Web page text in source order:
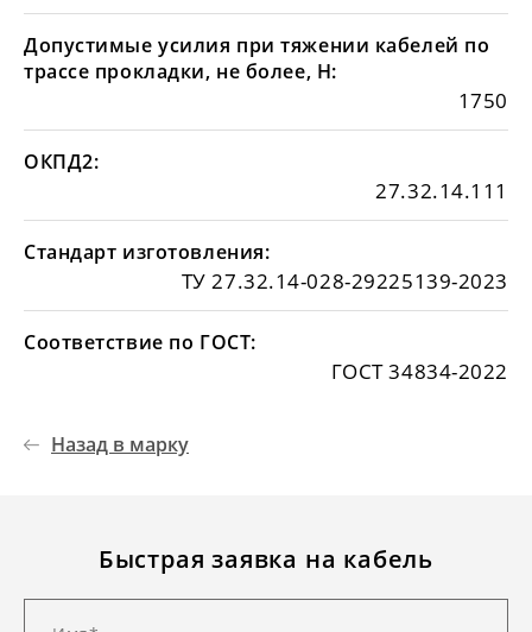
Допустимые усилия при тяжении кабелей по
трассе прокладки, не более, Н:
1750
ОКПД2:
27.32.14.111
Стандарт изготовления:
ТУ 27.32.14-028-29225139-2023
Соответствие по ГОСТ:
ГОСТ 34834-2022
Назад в марку
Быстрая заявка на кабель